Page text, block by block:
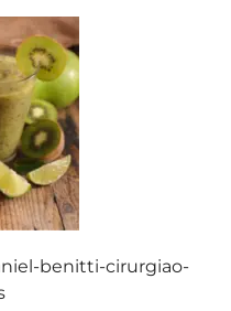
benitti-cirurgiao-